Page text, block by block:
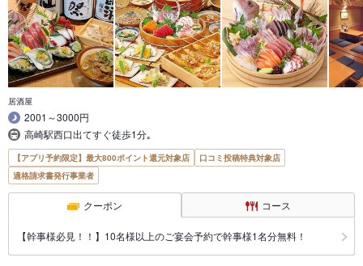
居酒屋
2001～3000円
高崎駅西口出てすぐ徒歩1分｡
【アプリ予約限定】最大800ポイント還元対象店
口コミ投稿特典対象店
適格請求書発行事業者
クーポン コース
【幹事様必見！！】10名様以上のご宴会予約で幹事様1名分無料！